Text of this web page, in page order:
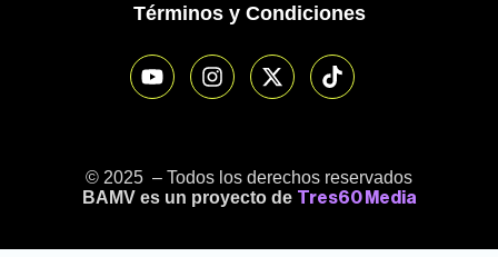
Términos y Condiciones
© 2025 – Todos los derechos reservados
BAMV es un proyecto de Tres60 Media